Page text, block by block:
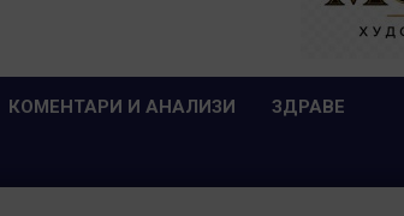
КОМЕНТАРИ И АНАЛИЗИ ЗДРАВЕ